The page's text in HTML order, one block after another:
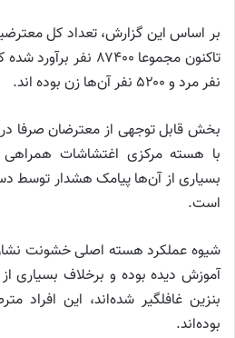
بر اساس این گزارش، تعداد کل
نفر مرد و ۵۲۰۰ نفر آن‌ها زن بوده اند.
بخش قابل توجهی از معترضان صرفا
با هسته مرکزی اغتشاشات همراهی
بسیاری از آن‌ها پیامک هشدار توسط
است.
شیوه عملکرد هسته اصلی خشونت
آموزش دیده بوده و برخلاف بسیاری
بنزین غافلگیر شده‌اند، این افراد
بوده‌اند.